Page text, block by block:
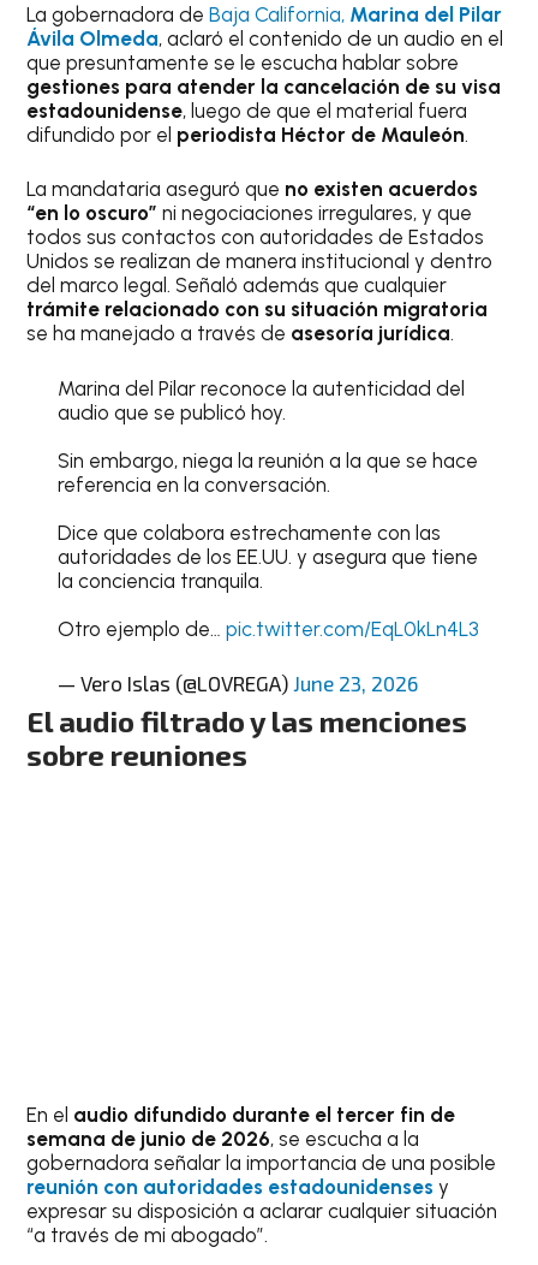
La gobernadora deBaja California, Marina del Pilar
Ávila Olmeda, aclaró el contenido de un audio en el
que presuntamente se le escucha hablar sobre
gestiones para atender la cancelación de su visa
estadounidense, luego de que el material fuera
difundido por el periodista Héctor de Mauleón.
La mandataria aseguró que no existen acuerdos
“en lo oscuro”ni negociaciones irregulares, y que
todos sus contactos con autoridades de Estados
Unidos se realizan de manera institucional y dentro
del marco legal. Señaló además que cualquier
trámite relacionado con su situación migratoria
se ha manejado a través de asesoría jurídica.
Marina del Pilar reconoce la autenticidad del
audio que se publicó hoy.
Sin embargo, niega la reunión a la que se hace
referencia en la conversación.
Dice que colabora estrechamente con las
autoridades de los EE.UU. y asegura que tiene
la conciencia tranquila.
Otro ejemplo de… pic.twitter.com/EqL0kLn4L3
— Vero Islas (@LOVREGA) June 23, 2026
El audio filtrado y las menciones
sobre reuniones
En el audio difundido durante el tercer fin de
semana de junio de 2026, se escucha a la
gobernadora señalar la importancia de una posible
reunión con autoridades estadounidenses y
expresar su disposición a aclarar cualquier situación
“a través de mi abogado”.